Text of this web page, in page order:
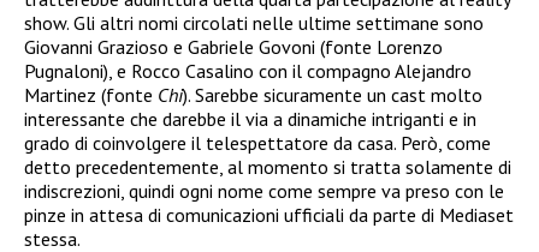
show. Gli altri nomi circolati nelle ultime settimane sono
Giovanni Grazioso e Gabriele Govoni (fonte Lorenzo
Pugnaloni), e Rocco Casalino con il compagno Alejandro
Martinez (fonte Chi). Sarebbe sicuramente un cast molto
interessante che darebbe il via a dinamiche intriganti e in
grado di coinvolgere il telespettatore da casa. Però, come
detto precedentemente, al momento si tratta solamente di
indiscrezioni, quindi ogni nome come sempre va preso con le
pinze in attesa di comunicazioni ufficiali da parte di Mediaset
stessa.